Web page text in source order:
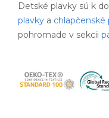
Detské plavky sú k
plavky a chlapčenské
pohromade v sekcii